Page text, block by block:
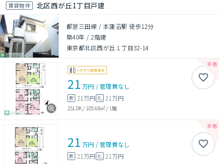
賃貸物件 北区西が丘1丁目戸建
都営三田線 / 本蓮沼駅 徒歩12分
築40年 /2階建
東京都北区西が丘１丁目32-14
21 万円 /管理費なし
敷 21万円 礼 21万円
2SLDK / 105.68㎡ / 1階
21 万円 /管理費なし
敷 21万円 礼 21万円